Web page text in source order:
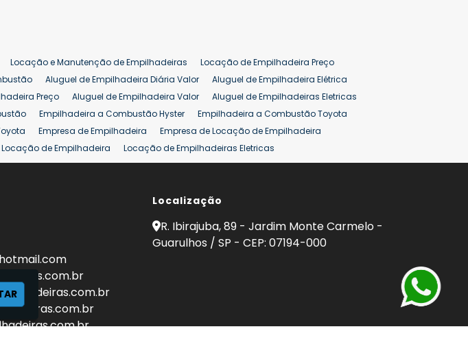
25 ton Empilhadeira a Combustão 25 ton
Preço de Empilhadeira 25 ton
Locação e Manutenção de Empilhadeiras
Locação de Empilhadeira Preço
Aluguel de Empilhadeira Diária Valor
Aluguel de Empilhadeira Elétrica
Preço Aluguel de Empilhadeira Valor
Aluguel de Empilhadeiras Eletricas
Empilhadeira a Combustão Hyster
Empilhadeira a Combustão Toyota
Empresa de Empilhadeira
Empresa de Locação de Empilhadeira
Locação de Empilhadeira
Locação de Empilhadeiras Eletricas
para Mercados
Manutenção de Empilhadeiras
Comprar Empilhadeira Hyster
25 ton Preço de Empilhadeira 25 ton Venda Empilhadeiras 25 ton
Localização
R. Ibirajuba, 89 - Jardim Monte Carmelo -
Guarulhos / SP - CEP: 07194-000